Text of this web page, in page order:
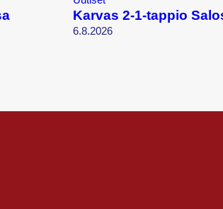
Karvas 2-1-tappio
6.8.2026